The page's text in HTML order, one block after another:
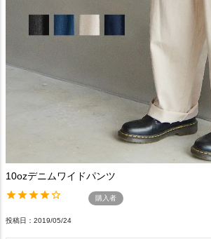
10ozデニムワイドパンツ
購入者
投稿日 2019/05/24